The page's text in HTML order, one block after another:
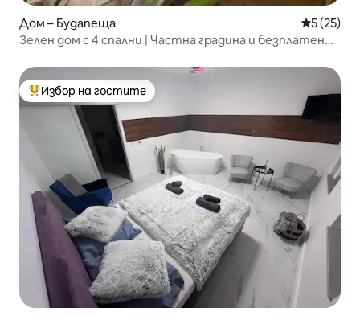
Дом – Будапеща Средна
5 (25)
Зелен дом с 4 спални | Частна градина и безплатен
Най-популярен избор на гостите
Избор на гостите